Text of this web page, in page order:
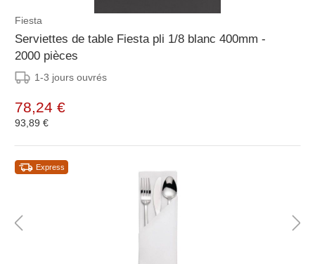
Fiesta
Serviettes de table Fiesta pli 1/8 blanc 400mm -
2000 pièces
1-3 jours ouvrés
78,24 €
93,89 €
Express